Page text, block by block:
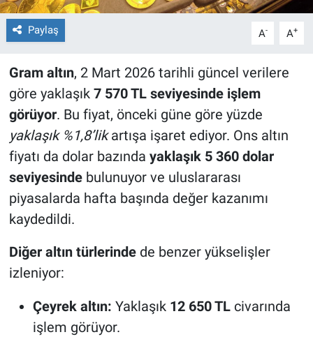
Paylaş A- A+
Gram altın, 2 Mart 2026 tarihli güncel verilere
göre yaklaşık 7 570 TL seviyesinde işlem
görüyor. Bu fiyat, önceki güne göre yüzde
yaklaşık %1,8’likartışa işaret ediyor. Ons altın
fiyatı da dolar bazında yaklaşık 5 360 dolar
seviyesindebulunuyor ve uluslararası
piyasalarda hafta başında değer kazanımı
kaydedildi.
Diğer altın türlerindede benzer yükselişler
izleniyor:
Çeyrek altın: Yaklaşık 12 650 TLcivarında
işlem görüyor.